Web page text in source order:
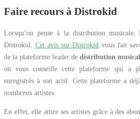
Faire recours à Distrokid
Lorsqu’on pense à la distribution musicale,
Distrokid. Cet avis sur Distrokid vous fait
de la plateforme leader de distribution
on vous conseille cette plateforme qui a
enregistrés à son actif. Cette plateforme a
nombreux artistes.
En effet, elle attire ses artistes grâce à des